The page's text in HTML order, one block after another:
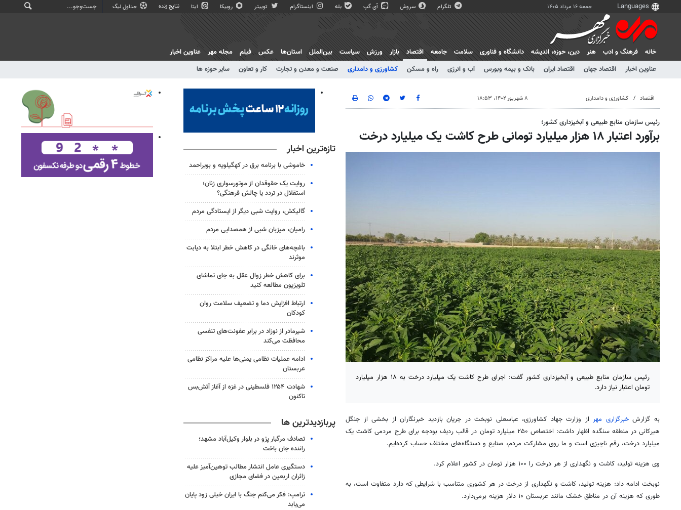
جمعه ۱۶ مرداد ۱۴۰۵ تلگرام سروش آی گپ بله اینستاگرام توییتر روبیکا ایتا نتایج زنده جداول لیگ
خانه فرهنگ و ادب هنر دين، حوزه، انديشه دانشگاه و فناوری سلامت جامعه
اقتصاد
عناوین اخبار
اقتصاد جهان اقتصاد ایران بانک و بیمه وبورس آب و انرژی راه و مسکن کشاورزی و دامداری صنعت و معدن و تجارت کار و تعاون سایر حوزه ها
بازار ورزش سیاست بین‌الملل استان‌ها عکس فیلم مجله مهر عناوین اخبار
اقتصاد کشاورزی و دامداری ۸ شهریور ۱۴۰۲، ۱۸:۵۳
رئیس سازمان منابع طبیعی و آبخیزداری کشور؛
برآورد اعتبار ۱۸ هزار میلیارد تومانی طرح کاشت یک میلیارد درخت
رئیس سازمان منابع طبیعی و آبخیزداری کشور گفت: اجرای طرح کاشت یک میلیارد درخت به ۱۸ هزار میلیارد
تومان اعتبار نیاز دارد.
به گزارشخبرگزاری مهر از وزارت جهاد کشاورزی، عباسعلی نوبخت در جریان بازدید خبرنگاران از بخشی از جنگل
هیرکانی در منطقهسنگده
اظهار داشت: اختصاص ۲۵۰ میلیارد تومان در قالب ردیف بودجه برای طرح مردمی کاشت یک
میلیارد درخت، رقم ناچیزی است و ما روی مشارکت مردم، صنایع و دستگاه‌های مختلف حساب کرده‌ایم.
وی هزینه تولید، کاشت و نگهداری از هر درخت را ۱۰۰ هزار تومان در کشور اعلام کرد.
نوبخت ادامه داد: هزینه تولید، کاشت و نگهداری از درخت در هر کشوری متناسب با شرایطی که دارد متفاوت است، به
طوری که هزینه آن در مناطق خشک مانند عربستان ۱۰ دلار هزینه برمی‌دارد.
تازه‌ترین اخبار
خاموشی با برنامه برق در کهگیلویه و بویراحمد
روایت یک حقوقدان از موتورسواری زنان؛
استقلال در تردد یا چالش فرهنگی؟
گالیکش، روایت شبی دیگر از ایستادگی مردم
رامیان، میزبان شبی از همصدایی مردم
باغچه‌های خانگی در کاهش خطر ابتلا به دیابت
موثرند
برای کاهش خطر زوال عقل به جای تماشای
تلویزیون مطالعه کنید
ارتباط افزایش دما و تضعیف سلامت روان
کودکان
شیرمادر از نوزاد در برابر عفونت‌های تنفسی
محافظت می‌کند
ادامه عملیات نظامی یمنی‌ها علیه مراکز نظامی
عربستان
شهادت ۱۲۵۴ فلسطینی در غزه از آغاز آتش‌بس
تاکنون
پربازدیدترین ها
تصادف مرگبار پژو در بلوار وکیل‌آباد مشهد؛
راننده جان باخت
دستگیری عامل انتشار مطالب توهین‌آمیز علیه
زائران اربعین در فضای مجازی
ترامپ: فکر می‌کنم جنگ با ایران خیلی زود پایان
می‌یابد